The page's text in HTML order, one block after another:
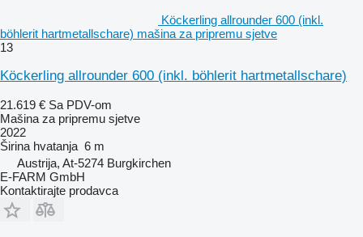
Köckerling allrounder 600 (inkl.
böhlerit hartmetallschare) mašina za pripremu sjetve
13
Köckerling allrounder 600 (inkl. böhlerit hartmetallschare)
21.619 € Sa PDV-om
Mašina za pripremu sjetve
2022
Širina hvatanja 6 m
Austrija, At-5274 Burgkirchen
E-FARM GmbH
Kontaktirajte prodavca